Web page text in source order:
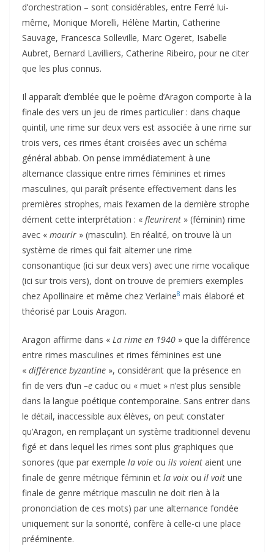
d’orchestration – sont considérables, entre Ferré lui-
même, Monique Morelli, Hélène Martin, Catherine
Sauvage, Francesca Solleville, Marc Ogeret, Isabelle
Aubret, Bernard Lavilliers, Catherine Ribeiro, pour ne citer
que les plus connus.
Il apparaît d’emblée que le poème d’Aragon comporte à la
finale des vers un jeu de rimes particulier : dans chaque
quintil, une rime sur deux vers est associée à une rime sur
trois vers, ces rimes étant croisées avec un schéma
général abbab. On pense immédiatement à une
alternance classique entre rimes féminines et rimes
masculines, qui paraît présente effectivement dans les
premières strophes, mais l’examen de la dernière strophe
dément cette interprétation : « fleurirent » (féminin) rime
avec « mourir » (masculin). En réalité, on trouve là un
système de rimes qui fait alterner une rime
consonantique (ici sur deux vers) avec une rime vocalique
(ici sur trois vers), dont on trouve de premiers exemples
chez Apollinaire et même chez Verlaine8 mais élaboré et
théorisé par Louis Aragon.
Aragon affirme dans « La rime en 1940 » que la différence
entre rimes masculines et rimes féminines est une
« différence byzantine », considérant que la présence en
fin de vers d’un –e caduc ou « muet » n’est plus sensible
dans la langue poétique contemporaine. Sans entrer dans
le détail, inaccessible aux élèves, on peut constater
qu’Aragon, en remplaçant un système traditionnel devenu
figé et dans lequel les rimes sont plus graphiques que
sonores (que par exemple la voie ou ils voient aient une
finale de genre métrique féminin et la voix ou il voit une
finale de genre métrique masculin ne doit rien à la
prononciation de ces mots) par une alternance fondée
uniquement sur la sonorité, confère à celle-ci une place
prééminente.